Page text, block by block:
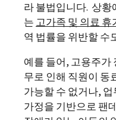
라 불법입니다. 상황
는 고가족 및 의료 휴
역 법률을 위반할 수
예를 들어, 고용주가
무로 인해 직원이 동
가능할 수 없거나,
가정을 기반으로 팬